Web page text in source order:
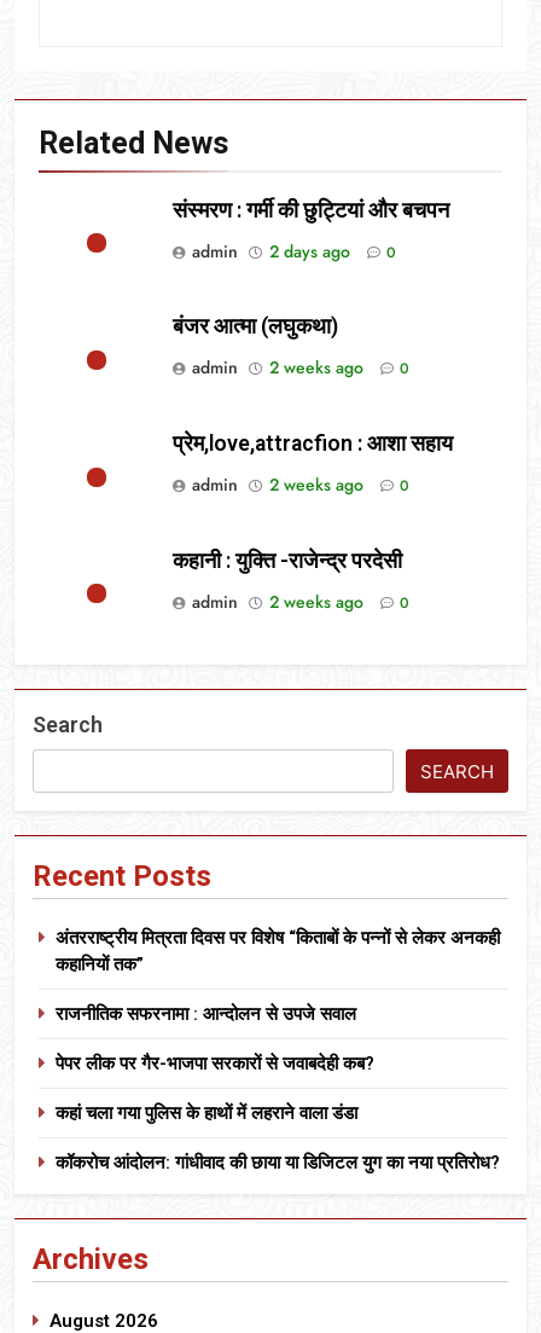
Related News
संस्मरण : गर्मी की छुट्टियां और बचपन
admin
2 days ago 0
बंजर आत्मा (लघुकथा)
admin
2 weeks ago 0
प्रेम,love,attracfion : आशा सहाय
admin
2 weeks ago 0
कहानी : युक्ति -राजेन्द्र परदेसी
admin
2 weeks ago 0
Search
SEARCH
Recent Posts
अंतरराष्ट्रीय मित्रता दिवस पर विशेष “किताबों के पन्नों से लेकर अनकही
कहानियों तक”
राजनीतिक सफरनामा : आन्दोलन से उपजे सवाल
पेपर लीक पर गैर-भाजपा सरकारों से जवाबदेही कब?
कहां चला गया पुलिस के हाथों में लहराने वाला डंडा
कॉकरोच आंदोलन: गांधीवाद की छाया या डिजिटल युग का नया प्रतिरोध?
Archives
August 2026